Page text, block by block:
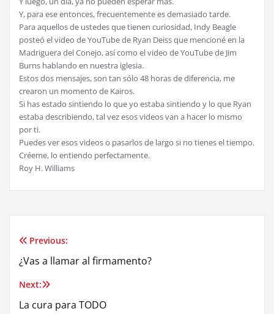
Y, para ese entonces, frecuentemente es demasiado tarde.
Para aquellos de ustedes que tienen curiosidad, Indy Beagle
posteó el video de YouTube de Ryan Deiss que mencioné en la
Madriguera del Conejo, así como el video de YouTube de Jim
Burns hablando en nuestra iglesia.
Estos dos mensajes, son tan sólo 48 horas de diferencia, me
crearon un momento de Kairos.
Si has estado sintiendo lo que yo estaba sintiendo y lo que Ryan
estaba describiendo, tal vez esos videos van a hacer lo mismo
por ti.
Puedes ver esos videos o pasarlos de largo si no tienes el tiempo.
Créeme, lo entiendo perfectamente.
Roy H. Williams
Post
navigation
Previous:
¿Vas a llamar al firmamento?
Next:
La cura para TODO